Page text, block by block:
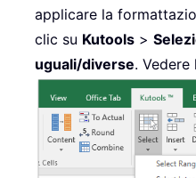
applicare la
clic su Kutools >
uguali/diverse. Vedere